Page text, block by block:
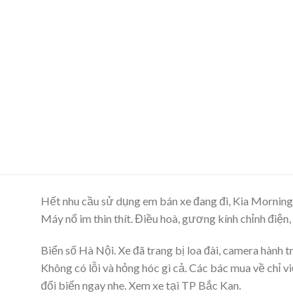
Hết nhu cầu sử dụng em bán xe đang đi, Kia
Máy nổ im thin thít. Điều hoà, gương kính chỉnh
Biển số Hà Nội. Xe đã trang bị loa đài, camera
Không có lỗi và hỏng hóc gì cả. Các bác mua về chỉ
đổi biển ngay nhe. Xem xe tại TP Bắc Kan.